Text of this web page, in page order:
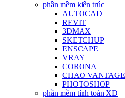
phần mềm kiến trúc
AUTOCAD
REVIT
3DMAX
SKETCHUP
ENSCAPE
VRAY
CORONA
CHAO VANTAGE
PHOTOSHOP
phần mềm tính toán XD